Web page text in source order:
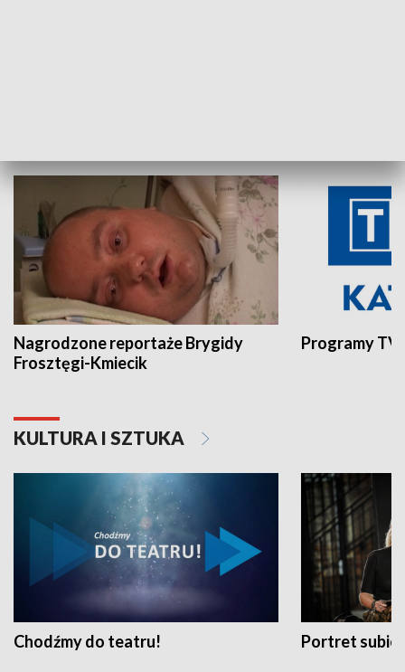
Nagrodzone reportaże Brygidy
Frosztęgi-Kmiecik
Programy
KULTURA I SZTUKA
Chodźmy do teatru! Portret